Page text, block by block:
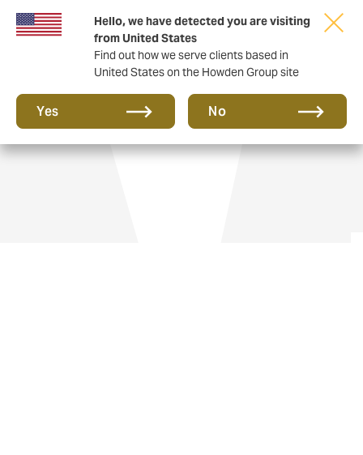
Hello, we have detected you are visiting
from United States
Find out how we serve clients based in
United States on the Howden Group site
Yes No
Seguro de Aviação